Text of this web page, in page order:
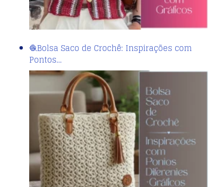
🧶Bolsa Saco de Crochê: Inspirações com
Pontos…